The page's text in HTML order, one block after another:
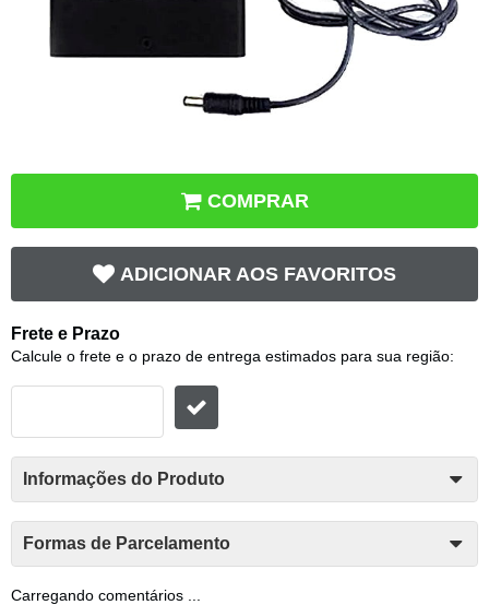
COMPRAR
ADICIONAR AOS FAVORITOS
Frete e Prazo
Calcule o frete e o prazo de entrega estimados para sua região:
Informações do Produto
Formas de Parcelamento
Carregando comentários ...